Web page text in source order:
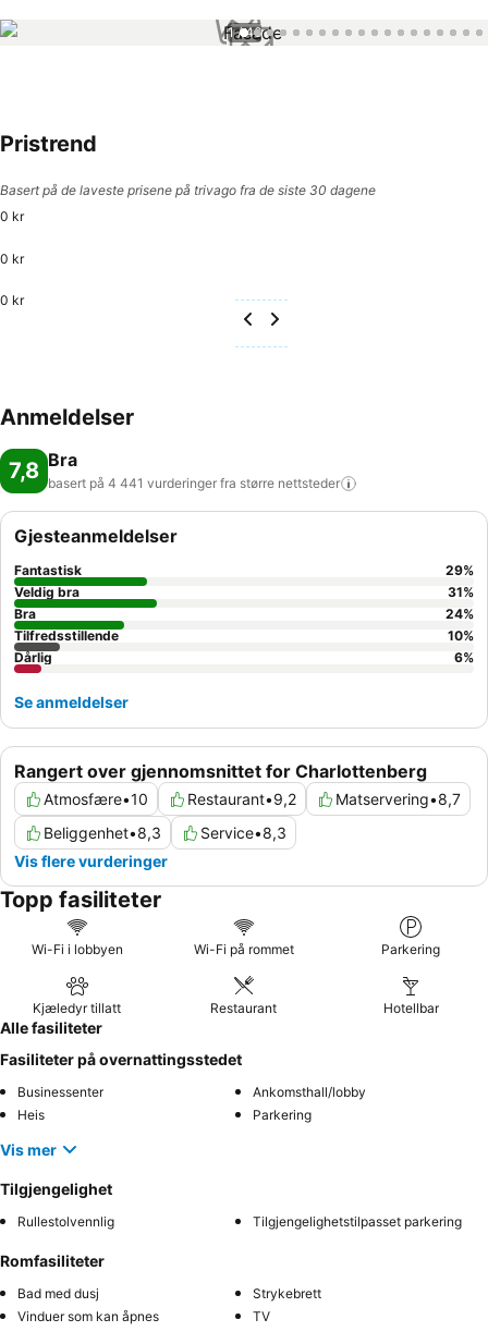
1 / 46
Pristrend
Basert på de laveste prisene på trivago fra de siste 30 dagene
0 kr
0 kr
0 kr
Anmeldelser
7,8 Bra
basert på 4 441 vurderinger fra større nettsteder
Rangert over gjennomsnittet for Charlottenberg
Atmosfære•10 Restaurant•9,2 Matservering•8,7
Beliggenhet•8,3 Service•8,3
Vis flere vurderinger
Gjesteanmeldelser
Fantastisk 29%
Veldig bra
31%
Bra
24%
Tilfredsstillende
10%
Dårlig
6%
Se anmeldelser
Topp fasiliteter
Wi-Fi i lobbyen Wi-Fi på rommet Parkering
Kjæledyr tillatt Restaurant Hotellbar
Alle fasiliteter
Fasiliteter på overnattingsstedet
Businessenter
Ankomsthall/lobby
Heis
Parkering
Vis mer
Tilgjengelighet
Rullestolvennlig Tilgjengelighetstilpasset parkering
Romfasiliteter
Bad med dusj
Strykebrett
Vinduer som kan åpnes
TV